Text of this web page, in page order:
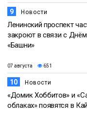
9 Новости
Ленинский проспект
закроют в связи с
«Башни»
07 августа 651
10 Новости
«Домик Хоббитов» и
облаках» появятся в